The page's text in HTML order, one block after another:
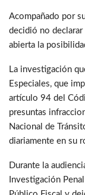
Acompañado por
decidió no declarar
abierta la
La investigación
Especiales, que
artículo 94 del
presuntas
Nacional de
diariamente en su
Durante la
Investigación